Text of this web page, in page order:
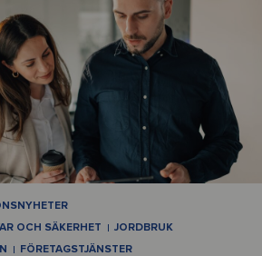
OCH SÄKERHET
JORDBRUK
FÖRETAGSTJÄNSTER